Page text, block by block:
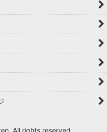
All rights reserved.